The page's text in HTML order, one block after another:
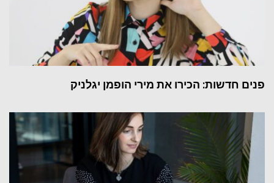
פנים חדשות: הכירו את מירי הופמן יגלניק